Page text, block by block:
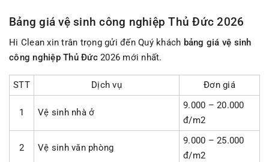
Bảng giá vệ sinh công nghiệp Thủ Đức 2026
Hi Clean xin trân trọng gửi đến Quý khách bảng giá vệ sinh
công nghiệp Thủ Đức2026 mới nhất.
STT Dịch vụ Đơn giá
1 Vệ sinh nhà ở
9.000 – 20.000
đ/m2
2 Vệ sinh văn phòng
9.000 – 25.000
đ/m2